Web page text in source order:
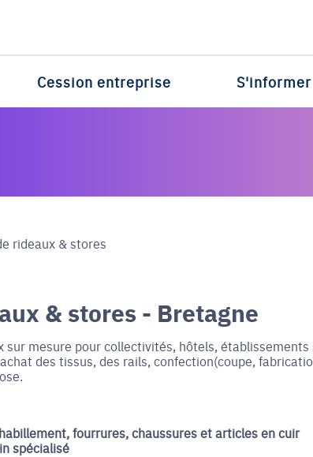
Cession entreprise S'informer
rideaux & stores
& stores - Bretagne
sur mesure pour collectivités, hôtels, établissements
des tissus, des rails, confection(coupe,
fourrures, chaussures et articles en cuir
spécialisé